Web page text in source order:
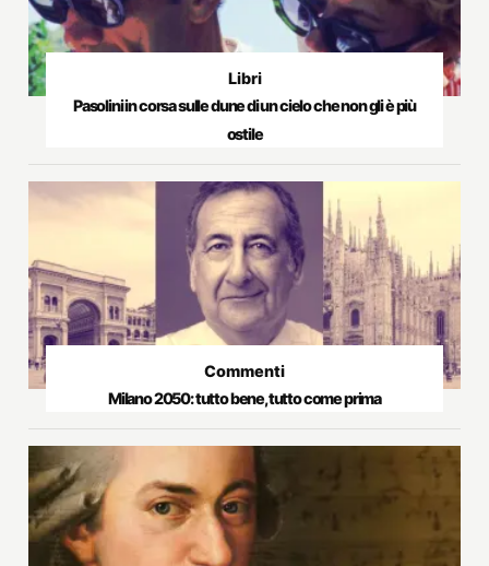
Libri
Pasolini in corsa sulle dune di un cielo che non gli è più
ostile
Commenti
Milano 2050: tutto bene, tutto come prima